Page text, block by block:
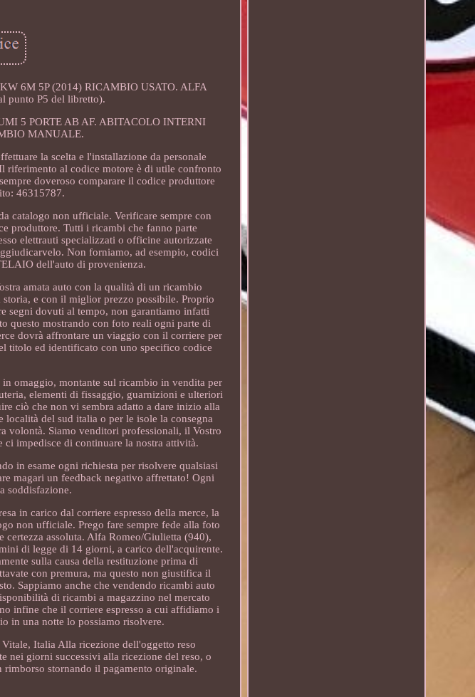
6M 5P (2014) RICAMBIO USATO. ALFA
punto P5 del libretto).
5 PORTE AB AF. ABITACOLO INTERNI
MANUALE.
la scelta e l'installazione da personale
riferimento al codice motore è di utile confronto
doveroso comparare il codice produttore
46315787.
catalogo non ufficiale. Verificare sempre con
produttore. Tutti i ricambi che fanno parte
elettrauti specializzati o officine autorizzate
Non forniamo, ad esempio, codici
dell'auto di provenienza.
amata auto con la qualità di un ricambio
e con il miglior prezzo possibile. Proprio
segni dovuti al tempo, non garantiamo infatti
questo mostrando con foto reali ogni parte di
dovrà affrontare un viaggio con il corriere per
titolo ed identificato con uno specifico codice
omaggio, montante sul ricambio in vendita per
elementi di fissaggio, guarnizioni e ulteriori
ciò che non vi sembra adatto a dare inizio alla
del sud italia o per le isole la consegna
volontà. Siamo venditori professionali, il Vostro
ci impedisce di continuare la nostra attività.
in esame ogni richiesta per risolvere qualsiasi
magari un feedback negativo affrettato! Ogni
soddisfazione.
in carico dal corriere espresso della merce, la
non ufficiale. Prego fare sempre fede alla foto
assoluta. Alfa Romeo/Giulietta (940),
di legge di 14 giorni, a carico dell'acquirente.
sulla causa della restituzione prima di
con premura, ma questo non giustifica il
Sappiamo anche che vendendo ricambi auto
di ricambi a magazzino nel mercato
infine che il corriere espresso a cui affidiamo i
in una notte lo possiamo risolvere.
Italia Alla ricezione dell'oggetto reso
nei giorni successivi alla ricezione del reso, o
stornando il pagamento originale.